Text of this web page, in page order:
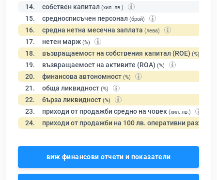
14. собствен капитал (хил. лв.)
15. средносписъчен персонал (брой)
16. средна нетна месечна заплата (лева)
17. нетен марж (%)
18. възвращаемост на собствения капитал (ROE) (%)
19. възвращаемост на активите (ROA) (%)
20. финансова автономност (%)
21. обща ликвидност (%)
22. бърза ликвидност (%)
23. приходи от продажби средно на човек (хил. лв.)
24. приходи от продажби на 100 лв. оперативни разходи
виж финансови отчети и показатели